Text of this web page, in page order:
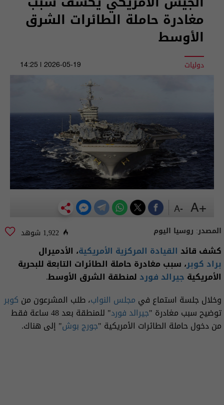
مغادرة حاملة الطائرات الشرق
الأوسط
دوليات 2026-05-19 | 14:25
المصدر: روسيا اليوم 1,922 شوهد
كشف قائد القيادة المركزية الأمريكية، الأدميرال
براد كوبر، سبب مغادرة حاملة الطائرات التابعة للبحرية
الأمريكية جيرالد فوردلمنطقة الشرق الأوسط.
وخلال جلسة استماع في مجلس النواب، طلب المشرعون من كوبر
توضيح سبب مغادرة "جيرالد فورد
" للمنطقة بعد 48 ساعة فقط
من دخول حاملة الطائرات الأمريكية "جورج بوش" إلى هناك.
+A
-A